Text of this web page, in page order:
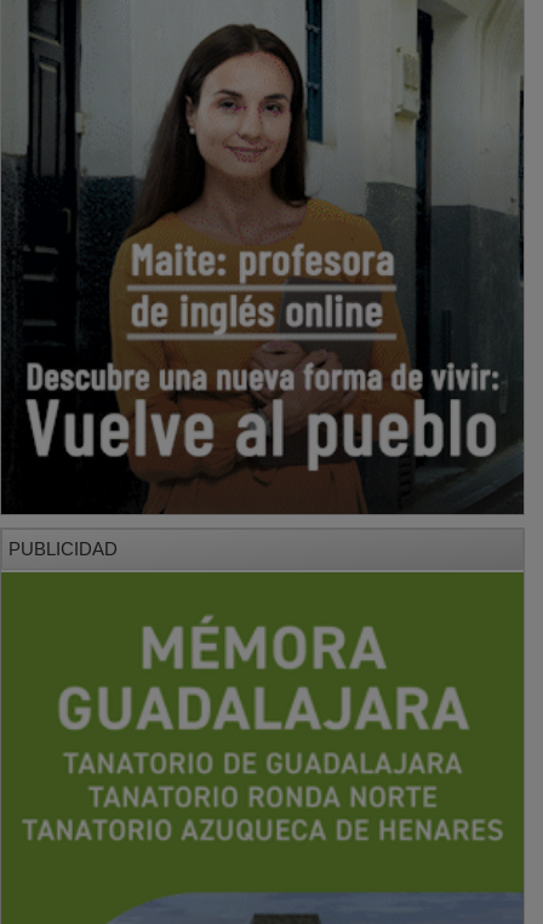
PUBLICIDAD